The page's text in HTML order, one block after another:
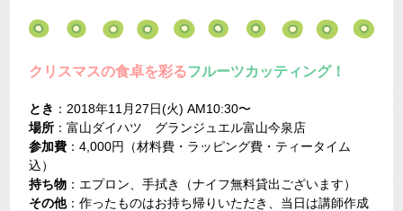
クリスマスの食卓を彩るフルーツカッティング！
とき ：2018年11月27日(火) AM10:30〜
場所 ：富山ダイハツ グランジュエル富山今泉店
参加費 ：4,000円（材料費・ラッピング費・ティータイム
込）
持ち物 ：エプロン、手拭き（ナイフ無料貸出ございます）
その他：作ったものはお持ち帰りいただき、当日は講師作成